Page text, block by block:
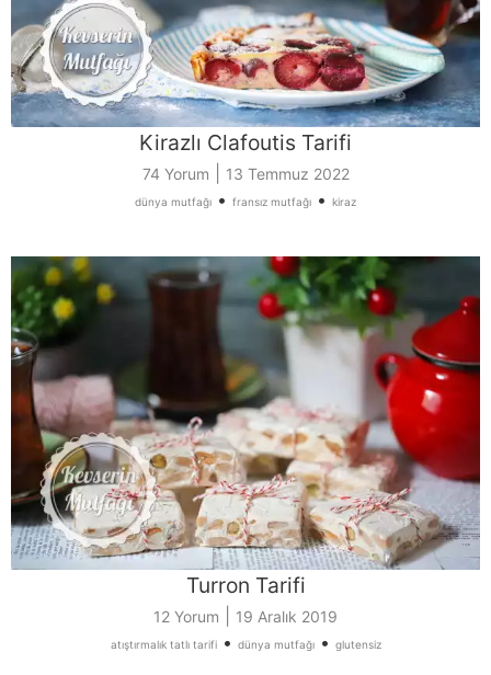
Kirazlı Clafoutis Tarifi
74 Yorum 13 Temmuz 2022
dünya mutfağı • fransız mutfağı • kiraz
Turron Tarifi
12 Yorum 19 Aralık 2019
atıştırmalık tatlı tarifi• dünya mutfağı• glutensiz